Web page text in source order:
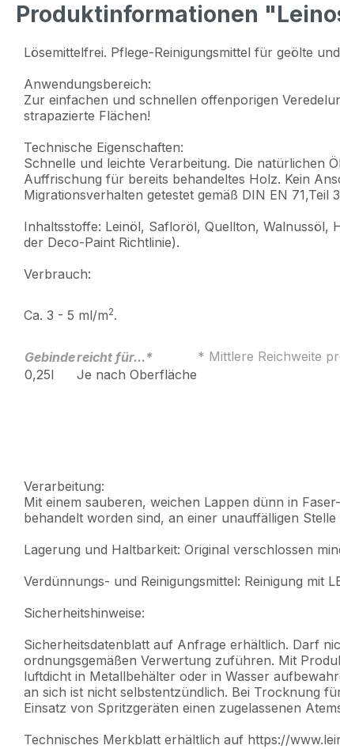
Produktinformationen
Lösemittelfrei. Pflege-Reinigungsmittel für geölte
Anwendungsbereich:
Zur einfachen und schnellen offenporigen
strapazierte Flächen!
Technische Eigenschaften:
Schnelle und leichte Verarbeitung. Die natürlichen
Auffrischung für bereits behandeltes Holz. Kein
Migrationsverhalten getestet gemäß DIN EN 71,Teil
Inhaltsstoffe: Leinöl, Safloröl, Quellton, Walnussöl,
der Deco-Paint Richtlinie).
Verbrauch:
Ca. 3 - 5 ml/m2.
Gebindereicht für...*
0,25l
Je nach Oberfläche
* Mittlere Reichweite
Verarbeitung:
Mit einem sauberen, weichen Lappen dünn in
behandelt worden sind, an einer unauffälligen
Lagerung und Haltbarkeit: Original verschlossen
Verdünnungs- und Reinigungsmittel: Reinigung mit
Sicherheitshinweise:
Sicherheitsdatenblatt auf Anfrage erhältlich. Darf
ordnungsgemäßen Verwertung zuführen. Mit
luftdicht in Metallbehälter oder in Wasser
an sich ist nicht selbstentzündlich. Bei Trocknung
Einsatz von Spritzgeräten einen zugelassenen
Technisches Merkblatt erhältlich auf https://